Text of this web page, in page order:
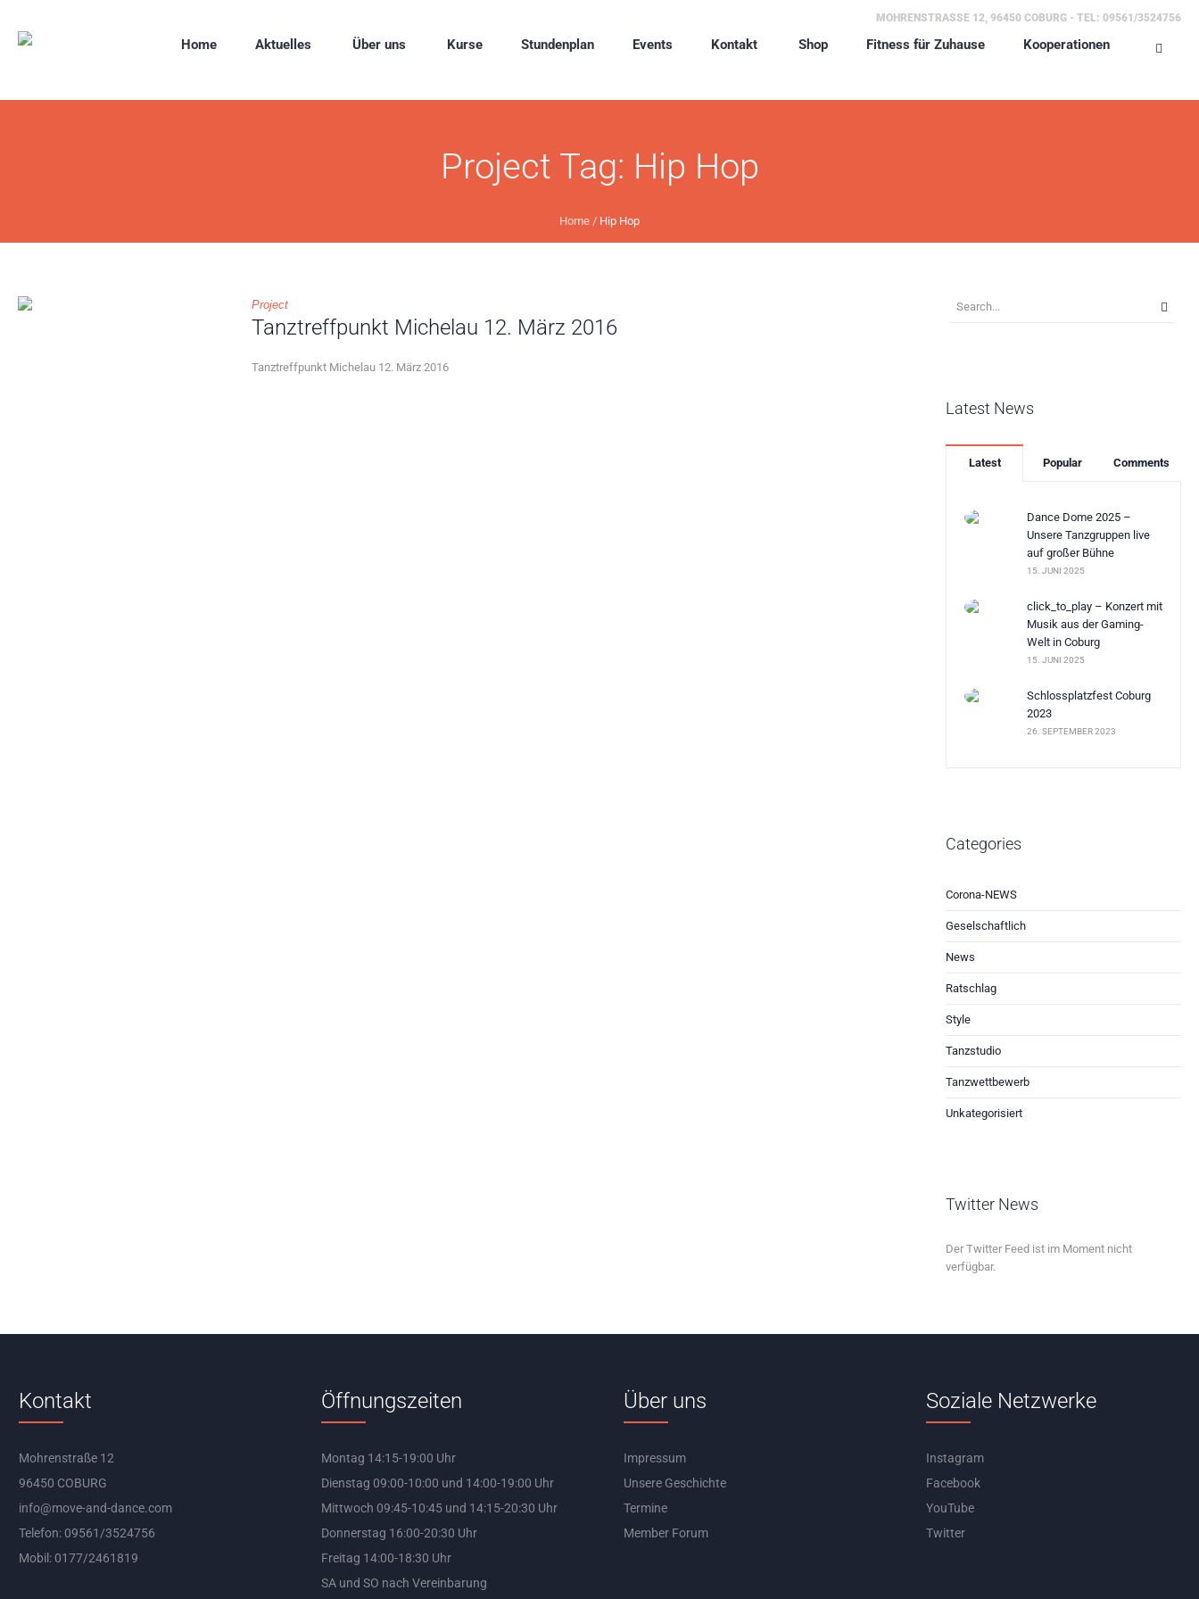
MOHRENSTRASSE 12, 96450 COBURG - TEL: 09561/3524756
Home Aktuelles Über uns Kurse Stundenplan Events Kontakt Shop Fitness für Zuhause Kooperationen
Project Tag: Hip Hop
Home / Hip Hop
Project
Tanztreffpunkt Michelau 12. März 2016
Tanztreffpunkt Michelau 12. März 2016
Latest News
Latest Popular Comments
Dance Dome 2025 –
Unsere Tanzgruppen live
auf großer Bühne
15. JUNI 2025
click_to_play – Konzert mit
Musik aus der Gaming-
Welt in Coburg
15. JUNI 2025
Schlossplatzfest Coburg
2023
26. SEPTEMBER 2023
Categories
Corona-NEWS
Geselschaftlich
News
Ratschlag
Style
Tanzstudio
Tanzwettbewerb
Unkategorisiert
Twitter News
Der Twitter Feed ist im Moment nicht
verfügbar.
Kontakt
Mohrenstraße 12
96450 COBURG
info@move-and-dance.com
Telefon: 09561/3524756
Mobil: 0177/2461819
Öffnungszeiten
Montag 14:15-19:00 Uhr
Dienstag 09:00-10:00 und 14:00-19:00 Uhr
Mittwoch 09:45-10:45 und 14:15-20:30 Uhr
Donnerstag 16:00-20:30 Uhr
Freitag 14:00-18:30 Uhr
SA und SO nach Vereinbarung
Über uns
Impressum
Unsere Geschichte
Termine
Member Forum
Soziale Netzwerke
Instagram
Facebook
YouTube
Twitter